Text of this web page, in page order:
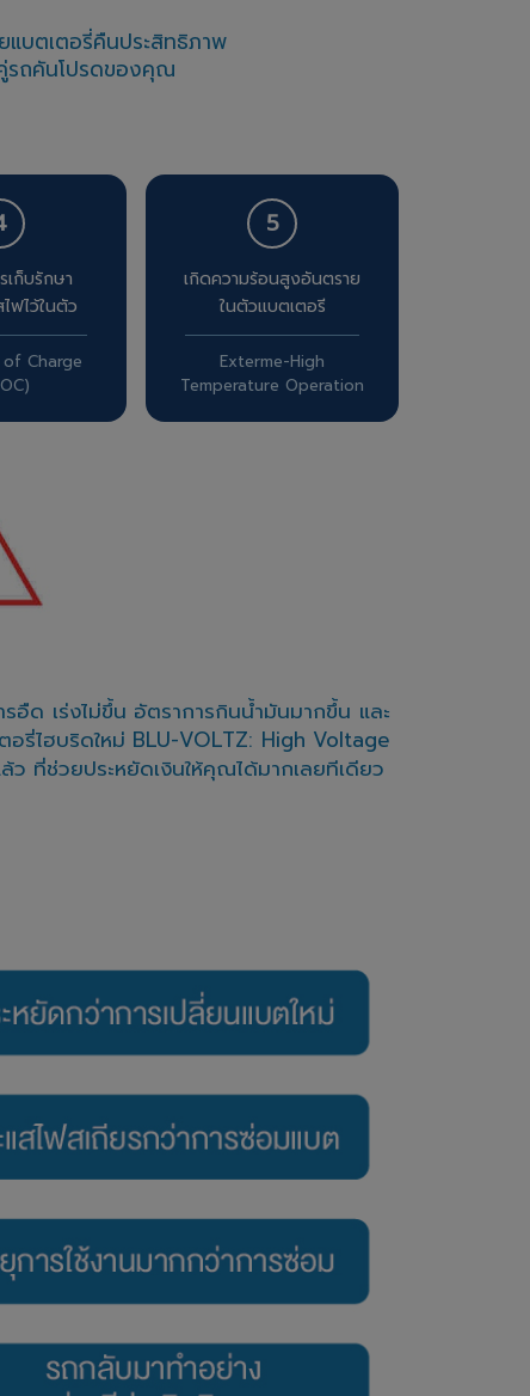
บตเตอรี่คืนประสิทธิภาพ
รถคันโปรดของคุณ
ก็บรักษา
ฟไว้ในตัว
Charge
5
เกิดความร้อนสูงอันตราย
ในตัวแบตเตอรี
Exterme-High
Temperature Operation
อืด เร่งไม่ขึ้น อัตราการกินน้ำมันมากขึ้น และ
รี่ไฮบริดใหม่ BLU-VOLTZ: High Voltage
ที่ช่วยประหยัดเงินให้คุณได้มากเลยทีเดียว